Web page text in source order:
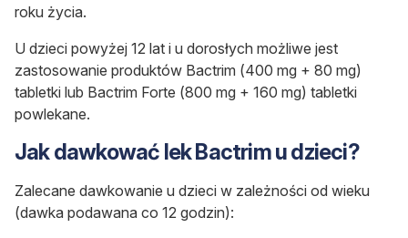
roku życia.
U dzieci powyżej 12 lat i u dorosłych możliwe jest
zastosowanie produktów Bactrim (400 mg + 80 mg)
tabletki lub Bactrim Forte (800 mg + 160 mg) tabletki
powlekane.
Jak dawkować lek Bactrim u dzieci?
Zalecane dawkowanie u dzieci w zależności od wieku
(dawka podawana co 12 godzin):